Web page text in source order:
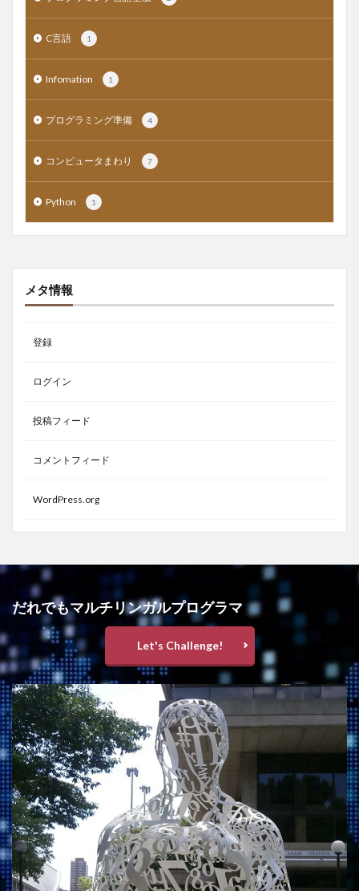
C言語 1
Infomation 1
プログラミング準備 4
コンピュータまわり 7
Python 1
メタ情報
登録
ログイン
投稿フィード
コメントフィード
WordPress.org
だれでもマルチリンガルプログラマ
Let's Challenge!